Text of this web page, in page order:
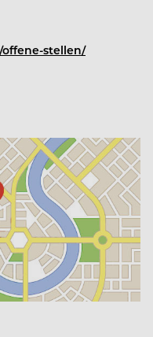
stellen/